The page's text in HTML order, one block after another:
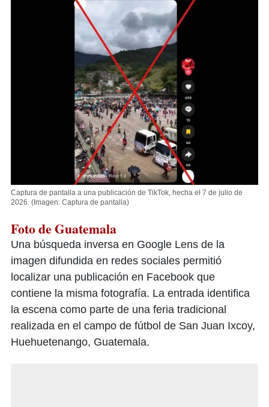
Captura de pantalla a una publicación de TikTok, hecha el 7 de julio de
2026. (Imagen: Captura de pantalla)
Foto de Guatemala
Una búsqueda inversa en Google Lens de la
imagen difundida en redes sociales permitió
localizar una publicación en Facebook que
contiene la misma fotografía. La entrada identifica
la escena como parte de una feria tradicional
realizada en el campo de fútbol de San Juan Ixcoy,
Huehuetenango, Guatemala.